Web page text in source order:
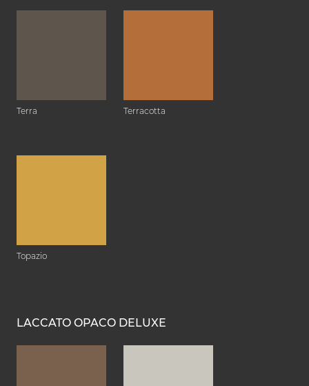
Terra Terracotta
Topazio
LACCATO OPACO DELUXE